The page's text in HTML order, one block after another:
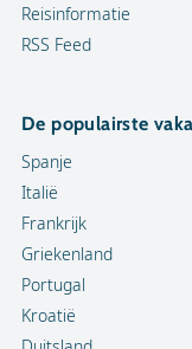
Reisinformatie
RSS Feed
De populairste
Spanje
Italië
Frankrijk
Griekenland
Portugal
Kroatië